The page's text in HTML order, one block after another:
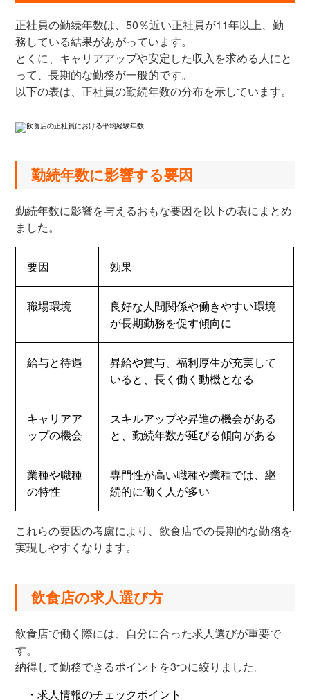
正社員の勤続年数は、50％近い正社員が11年以上、勤
務している結果があがっています。
とくに、キャリアアップや安定した収入を求める人にと
って、長期的な勤務が一般的です。
以下の表は、正社員の勤続年数の分布を示しています。
勤続年数に影響する要因
勤続年数に影響を与えるおもな要因を以下の表にまとめ
ました。
要因 効果
職場環境
良好な人間関係や働きやすい環境
が長期勤務を促す傾向に
給与と待遇
昇給や賞与、福利厚生が充実して
いると、長く働く動機となる
キャリアア
ップの機会
スキルアップや昇進の機会がある
と、勤続年数が延びる傾向がある
業種や職種
の特性
専門性が高い職種や業種では、継
続的に働く人が多い
これらの要因の考慮により、飲食店での長期的な勤務を
実現しやすくなります。
飲食店の求人選び方
飲食店で働く際には、自分に合った求人選びが重要で
す。
納得して勤務できるポイントを3つに絞りました。
・求人情報のチェックポイント